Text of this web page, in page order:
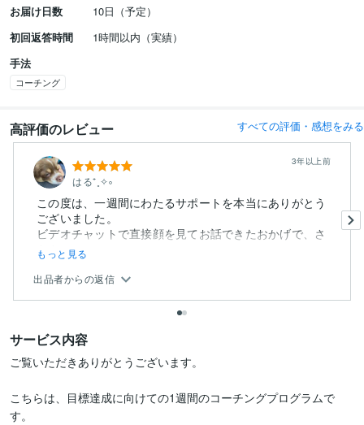
お届け日数
10日（予定）
初回返答時間
1時間以内（実績）
手法
コーチング
高評価のレビュー すべての評価・感想をみる
はる⁺˳✧༚
3年以上前
この度は、一週間にわたるサポートを本当にありがとう
ございました。
ビデオチャットで直接顔を見てお話できたおかげで、さ
らさ...
もっと見る
出品者からの返信
サービス内容
ご覧いただきありがとうございます。
こちらは、目標達成に向けての1週間のコーチングプログラムで
す。